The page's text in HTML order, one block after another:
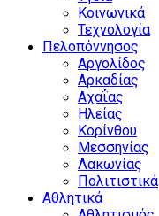
Κοινωνικά
Τεχνολογία
Πελοπόννησος
Αργολίδος
Αρκαδίας
Αχαΐας
Ηλείας
Κορίνθου
Μεσσηνίας
Λακωνίας
Πολιτιστικά
Αθλητικά